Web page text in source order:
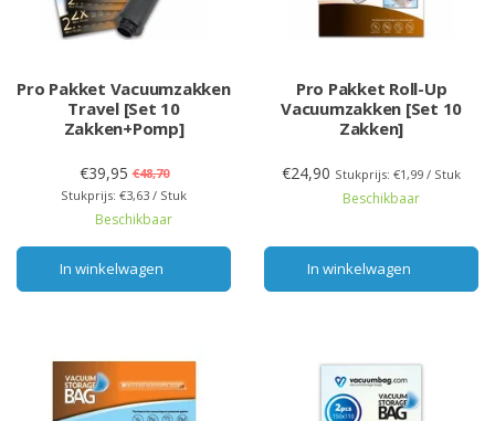
Pro Pakket Vacuumzakken
Travel [Set 10
Zakken+Pomp]
€39,95 €48,70
Stukprijs: €3,63 / Stuk
Beschikbaar
In winkelwagen
Pro Pakket Roll-Up
Vacuumzakken [Set 10
Zakken]
€24,90 Stukprijs: €1,99 / Stuk
Beschikbaar
In winkelwagen